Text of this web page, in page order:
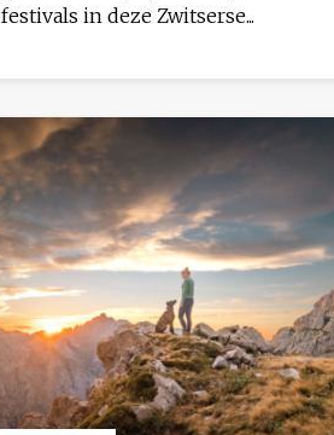
festivals in deze Zwitserse...